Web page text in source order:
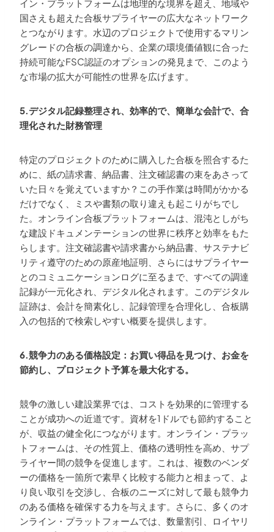
イン・プラットフォームは地理的な境界を超え、地域や
国さえも超えた合板サプライヤーの広大なネットワーク
とつながります。水辺のプロジェクトで使用するマリン
グレードの合板の調達から、企業の環境価値観に合った
持続可能なFSC認証のオプションの発見まで、このよう
な市場の拡大が可能性の世界を広げます。
5.デジタル記録整理され、効率的で、簡単な会計で、合
理化された財務管理
特定のプロジェクトのために購入した合板を照合するた
めに、紙の請求書、納品書、注文確認書の束をあさって
いた日々を覚えていますか？この手作業は時間がかかる
だけでなく、ミスや書類の取り違えも起こりがちでし
た。オンライン合板プラットフォームは、混沌としがち
な建設ドキュメンテーションの世界に秩序と効率をもた
らします。注文確認書や請求書から納品書、サステナビ
リティ遵守のための原産地証明、さらにはサプライヤー
とのコミュニケーションログに至るまで、すべての調達
記録が一元化され、デジタル化されます。このデジタル
証跡は、会計を簡素化し、記録管理を合理化し、合板購
入の包括的で検索しやすい概要を提供します。
6.競争力のある価格設定：お買い得品を見つけ、お金を
節約し、プロジェクト予算を最大化する。
競争の激しい建設業界では、コストを効果的に管理する
ことが成功への近道です。資材を1ドルでも節約すること
が、収益の健全化につながります。オンライン・プラッ
トフォームは、その性質上、価格の透明性を高め、サプ
ライヤー間の競争を促進します。これは、複数のベンダ
ーの価格を一箇所で素早く比較する能力と相まって、よ
り良い取引を交渉し、合板のニーズに対して最も競争力
のある価格を確保する力を与えます。さらに、多くのオ
ンライン・プラットフォームでは、数量割引、ロイヤリ